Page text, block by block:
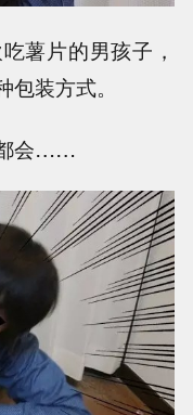
薯片的男孩子，
装方式。
都会……